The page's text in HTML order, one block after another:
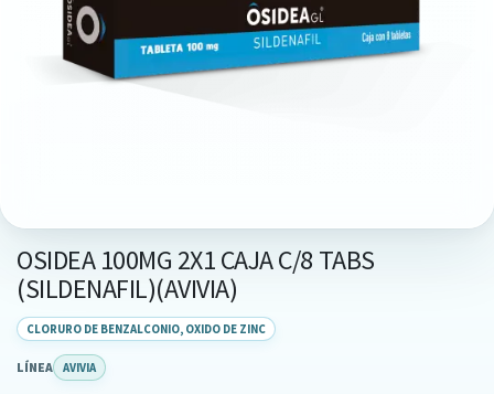
OSIDEA 100MG 2X1 CAJA C/8 TABS
(SILDENAFIL)(AVIVIA)
CLORURO DE BENZALCONIO, OXIDO DE ZINC
LÍNEA AVIVIA